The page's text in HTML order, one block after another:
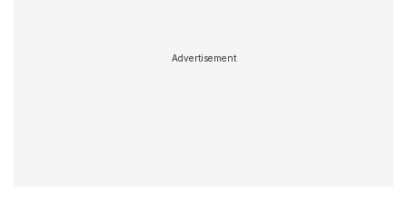
Advertisement